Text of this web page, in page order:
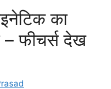
का
– फीचर्स देख